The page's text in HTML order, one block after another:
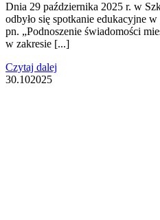
Dnia 29 października 2025 r. w
odbyło się spotkanie edukacyjne
pn. „Podnoszenie świadomości
w zakresie [...]
Czytaj dalej
30.102025